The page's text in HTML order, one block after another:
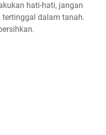
hati-hati, jangan
dalam tanah.